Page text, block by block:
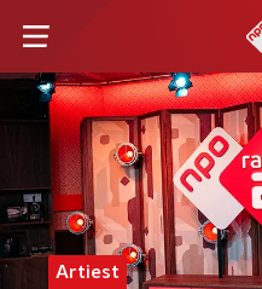
Artiest